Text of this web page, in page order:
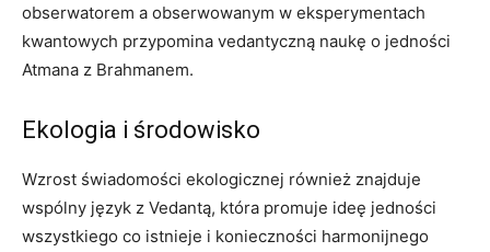
obserwatorem a obserwowanym w eksperymentach
kwantowych przypomina vedantyczną naukę o jedności
Atmana z Brahmanem.
Ekologia i środowisko
Wzrost świadomości ekologicznej również znajduje
wspólny język z Vedantą, która promuje ideę jedności
wszystkiego co istnieje i konieczności harmonijnego